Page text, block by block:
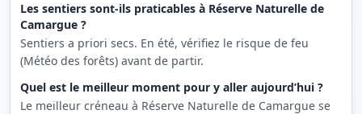
Les sentiers sont-ils praticables à Réserve Naturelle de
Camargue ?
Sentiers a priori secs. En été, vérifiez le risque de feu
(Météo des forêts) avant de partir.
Quel est le meilleur moment pour y aller aujourd’hui ?
Le meilleur créneau à Réserve Naturelle de Camargue se